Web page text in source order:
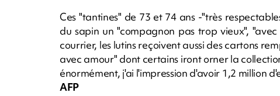
Ces "tantines" de 73 et 74 ans -"très
du sapin un "compagnon pas trop vieux",
courrier, les lutins reçoivent aussi des cartons
avec amour" dont certains iront orner la
énormément, j'ai l'impression d'avoir 1,2 million
AFP